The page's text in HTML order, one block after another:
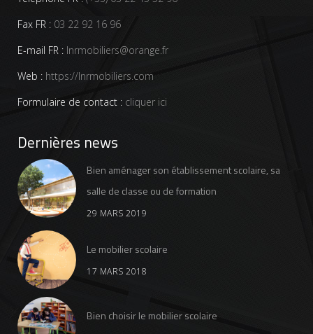
Fax FR : 03 22 92 16 96
E-mail FR : lnrmobiliers@orange.fr
Web : https://lnrmobiliers.com
Formulaire de contact : cliquer ici
Dernières news
Bien aménager son établissement scolaire, sa
salle de classe ou de formation
29 MARS 2019
Le mobilier scolaire
17 MARS 2018
Bien choisir le mobilier scolaire